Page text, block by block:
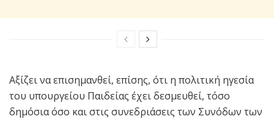
Αξίζει να επισημανθεί, επίσης, ότι η πολιτική ηγεσία
του υπουργείου Παιδείας έχει δεσμευθεί, τόσο
δημόσια όσο και στις συνεδριάσεις των Συνόδων των